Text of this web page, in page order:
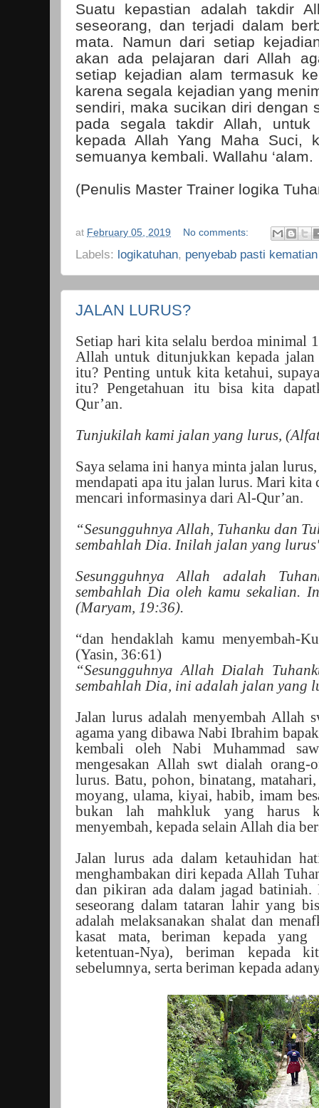
Suatu kepastian adalah takdir
seseorang, dan terjadi dalam
mata. Namun dari setiap
akan ada pelajaran dari Allah
setiap kejadian alam termasuk
karena segala kejadian yang
sendiri, maka sucikan diri dengan
pada segala takdir Allah, untuk
kepada Allah Yang Maha Suci,
semuanya kembali. Wallahu ‘alam.
(Penulis Master Trainer logika
at February 05, 2019 No comments:
Labels: logikatuhan, penyebab pasti kematian
JALAN LURUS?
Setiap hari kita selalu berdoa minimal
Allah untuk ditunjukkan kepada
itu? Penting untuk kita ketahui,
itu? Pengetahuan itu bisa kita
Qur’an.
Tunjukilah kami jalan yang lurus,
Saya selama ini hanya minta jalan
mendapati apa itu jalan lurus. Mari kita
mencari informasinya dari Al-Qur’an.
“Sesungguhnya Allah, Tuhanku dan
sembahlah Dia. Inilah jalan yang
Sesungguhnya Allah adalah
sembahlah Dia oleh kamu sekalian.
(Maryam, 19:36).
“dan hendaklah kamu menyembah-
(Yasin, 36:61)
“Sesungguhnya Allah Dialah
sembahlah Dia, ini adalah jalan yang
Jalan lurus adalah menyembah Allah
agama yang dibawa Nabi Ibrahim
kembali oleh Nabi Muhammad
mengesakan Allah swt dialah
lurus. Batu, pohon, binatang,
moyang, ulama, kiyai, habib, imam
bukan lah mahkluk yang harus
menyembah, kepada selain Allah dia
Jalan lurus ada dalam ketauhidan
menghambakan diri kepada Allah
dan pikiran ada dalam jagad batiniah.
seseorang dalam tataran lahir yang
adalah melaksanakan shalat dan
kasat mata, beriman kepada
ketentuan-Nya), beriman kepada
sebelumnya, serta beriman kepada